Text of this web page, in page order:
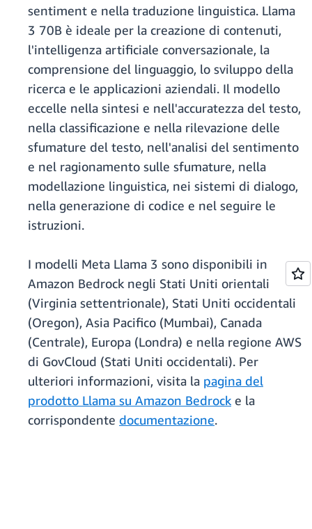
sentiment e nella traduzione linguistica. Llama
3 70B è ideale per la creazione di contenuti,
l'intelligenza artificiale conversazionale, la
comprensione del linguaggio, lo sviluppo della
ricerca e le applicazioni aziendali. Il modello
eccelle nella sintesi e nell'accuratezza del testo,
nella classificazione e nella rilevazione delle
sfumature del testo, nell'analisi del sentimento
e nel ragionamento sulle sfumature, nella
modellazione linguistica, nei sistemi di dialogo,
nella generazione di codice e nel seguire le
istruzioni.
I modelli Meta Llama 3 sono disponibili in
Amazon Bedrock negli Stati Uniti orientali
(Virginia settentrionale), Stati Uniti occidentali
(Oregon), Asia Pacifico (Mumbai), Canada
(Centrale), Europa (Londra) e nella regione AWS
di GovCloud (Stati Uniti occidentali). Per
ulteriori informazioni, visita la pagina del
prodotto Llama su Amazon Bedrock e la
corrispondente documentazione.